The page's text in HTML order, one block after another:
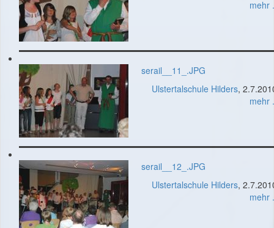
mehr
serail__11_.JPG
Ulstertalschule Hilders,
mehr
serail__12_.JPG
Ulstertalschule Hilders,
mehr